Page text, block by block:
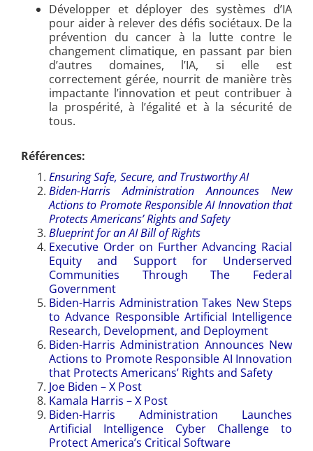
Développer et déployer des systèmes d’IA
pour aider à relever des défis sociétaux. De la
prévention du cancer à la lutte contre le
changement climatique, en passant par bien
d’autres domaines, l’IA, si elle est
correctement gérée, nourrit de manière très
impactante l’innovation et peut contribuer à
la prospérité, à l’égalité et à la sécurité de
tous.
Références:
Ensuring Safe, Secure, and Trustworthy AI
Biden-⁠Harris Administration Announces New
Actions to Promote Responsible AI Innovation that
Protects Americans’ Rights and Safety
Blueprint for an AI Bill of Rights
Executive Order on Further Advancing Racial
Equity and Support for Underserved
Communities Through The Federal
Government
Biden-⁠Harris Administration Takes New Steps
to Advance Responsible Artificial Intelligence
Research, Development, and Deployment
Biden-⁠Harris Administration Announces New
Actions to Promote Responsible AI Innovation
that Protects Americans’ Rights and Safety
Joe Biden – X Post
Kamala Harris – X Post
Biden-⁠Harris Administration Launches
Artificial Intelligence Cyber Challenge to
Protect America’s Critical Software